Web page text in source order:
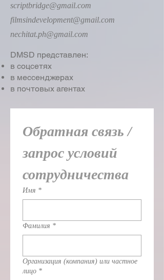
scriptbridge@gmail.com
filmsindevelopment@gmail.com
nechitat.ph@gmail.com
DMSD представлен:
в соцсетях
в мессенджерах
в почтовых агентах
Обратная связь /
запрос условий
сотрудничества
Имя *
Фамилия *
Организация (компания) или частное
лицо *